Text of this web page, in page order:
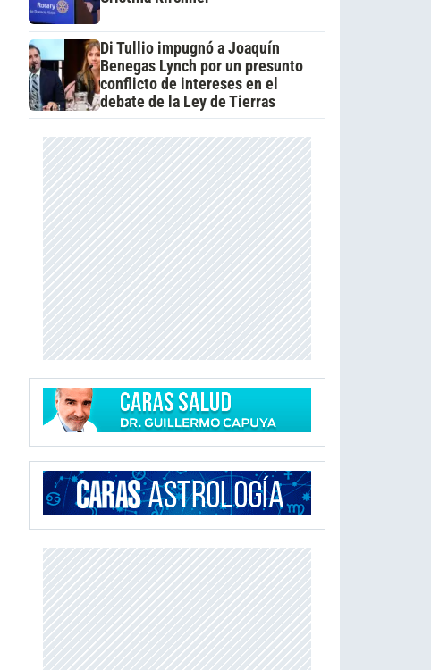
Di Tullio impugnó a Joaquín
Benegas Lynch por un presunto
conflicto de intereses en el
debate de la Ley de Tierras